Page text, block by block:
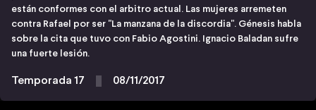
están conformes con el arbitro actual. Las mujeres arremeten
contra Rafael por ser "La manzana de la discordia". Génesis habla
sobre la cita que tuvo con Fabio Agostini. Ignacio Baladan sufre
una fuerte lesión.
Temporada 17 08/11/2017